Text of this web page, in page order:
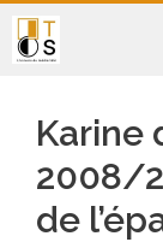
Aller
au
Karine
2008/
de